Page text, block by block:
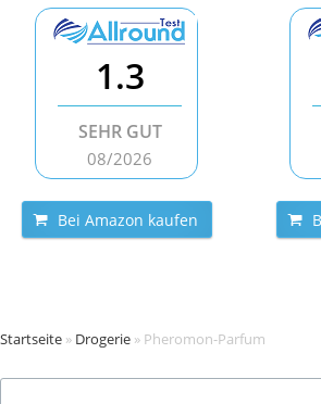
1.3
SEHR GUT
08/2026
Bei Amazon kaufen
Startseite » Drogerie » Pheromon-Parfum